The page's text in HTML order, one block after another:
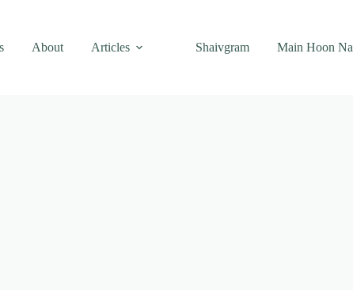
About Articles Shaivgram Main Hoon Na